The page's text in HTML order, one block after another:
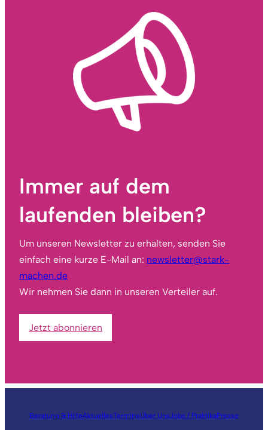
Immer auf dem
laufenden bleiben?
Um unseren Newsletter zu erhalten, senden Sie
einfach eine kurze E-Mail an: newsletter@stark-
machen.de
Wir nehmen Sie dann in unseren Verteiler auf.
Jetzt abonnieren
Beratung & HilfeAktuellesTermineÜber UnsJobs / PraktikaPresse